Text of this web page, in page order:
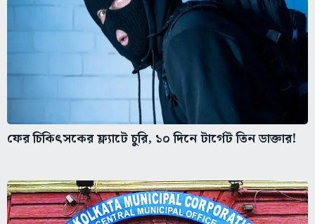
ফের চিকিৎসকের ফ্ল্যাটে চুরি, ১০ দিনে টার্গেট তিন ডাক্তার!